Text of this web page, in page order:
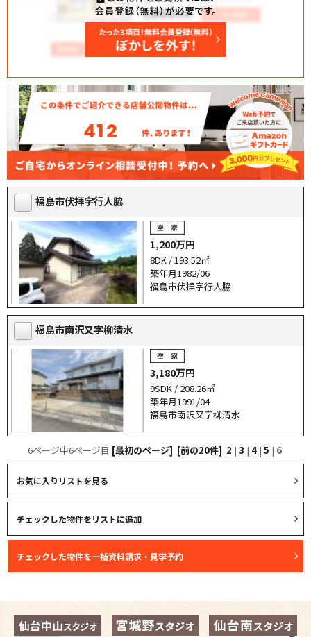
412
福島市伏拝字行人脇
1,200万円
8DK / 193.52㎡
築年月1982/06
福島市伏拝字行人脇
福島市南沢又字柳清水
3,180万円
9SDK / 208.26㎡
築年月1991/04
福島市南沢又字柳清水
6ページ中6ページ目 [最初のページ] [前の20件] 2 | 3 | 4| 5 | 6
お気に入りリストを見る